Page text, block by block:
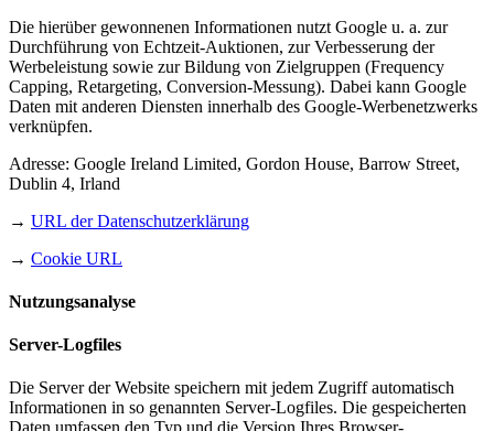
Die hierüber gewonnenen Informationen nutzt Google u. a. zur
Durchführung von Echtzeit-Auktionen, zur Verbesserung der
Werbeleistung sowie zur Bildung von Zielgruppen (Frequency
Capping, Retargeting, Conversion-Messung). Dabei kann Google
Daten mit anderen Diensten innerhalb des Google-Werbenetzwerks
verknüpfen.
Adresse: Google Ireland Limited, Gordon House, Barrow Street,
Dublin 4, Irland
→ URL der Datenschutzerklärung
→ Cookie URL
Nutzungsanalyse
Server-Logfiles
Die Server der Website speichern mit jedem Zugriff automatisch
Informationen in so genannten Server-Logfiles. Die gespeicherten